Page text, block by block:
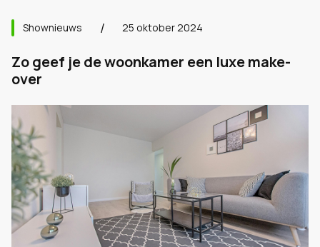
Shownieuws 25 oktober 2024
Zo geef je de woonkamer een luxe make-
over